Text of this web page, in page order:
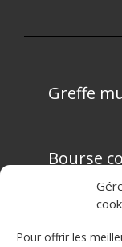
Pour offrir les
Greffe
Bourse